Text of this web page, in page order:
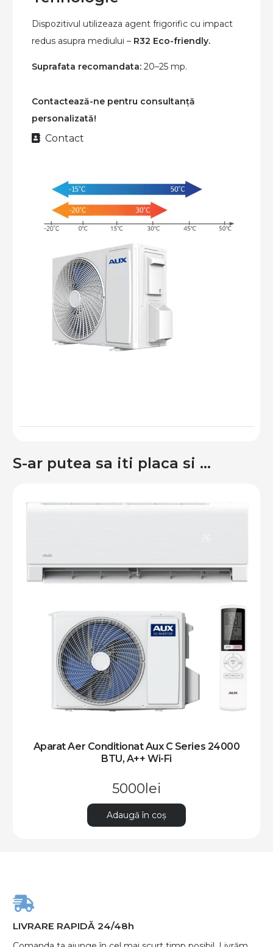
Dispozitivul utilizeaza agent frigorific cu impact
redus asupra mediului – R32 Eco-friendly.
Suprafata recomandata: 20–25 mp.
Contactează-ne pentru consultanță
personalizată!
Contact
S-ar putea sa iti placa si …
Aparat Aer Conditionat Aux Q Series 9000 BTU,
A++/A+ Wi-Fi
1900lei
Adaugă în coș
LIVRARE RAPIDĂ 24/48h